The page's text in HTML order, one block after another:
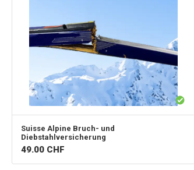
Suisse Alpine Bruch- und
Diebstahlversicherung
49.00 CHF